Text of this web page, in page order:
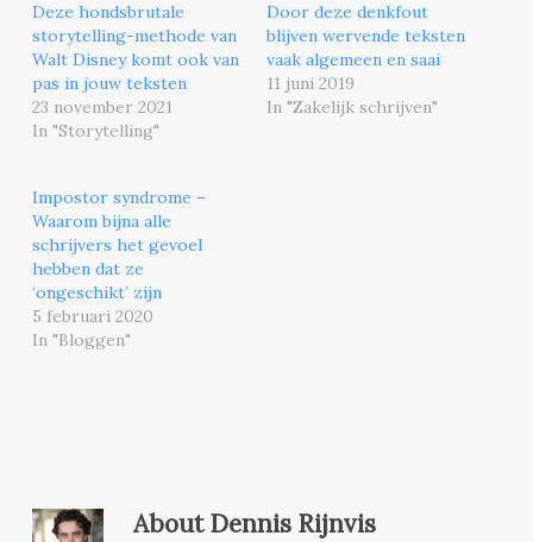
Deze hondsbrutale
storytelling-methode van
Walt Disney komt ook van
pas in jouw teksten
23 november 2021
In "Storytelling"
Door deze denkfout
blijven wervende teksten
vaak algemeen en saai
11 juni 2019
In "Zakelijk schrijven"
Impostor syndrome –
Waarom bijna alle
schrijvers het gevoel
hebben dat ze
‘ongeschikt’ zijn
5 februari 2020
In "Bloggen"
AboutDennis Rijnvis